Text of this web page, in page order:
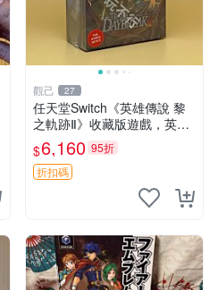
觀己 27
任天堂Switch《英雄傳說 黎
之軌跡Ⅱ》收藏版遊戲，英文
原裝全新未開包 Daybreak 2
收藏版 游戲機臺
$6,160 95折
折扣碼